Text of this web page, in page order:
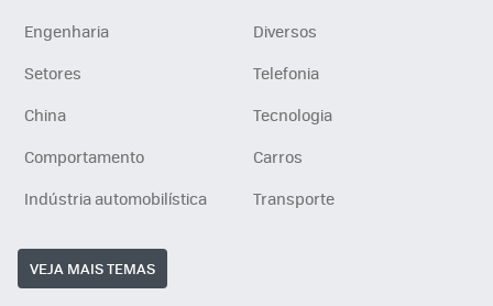
Engenharia
Diversos
Setores
Telefonia
China
Tecnologia
Comportamento
Carros
Indústria automobilística
Transporte
VEJA MAIS TEMAS